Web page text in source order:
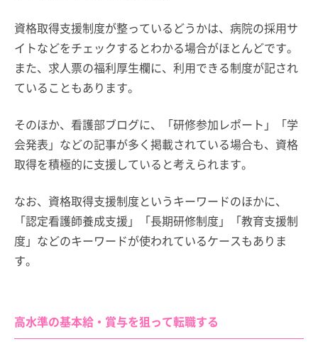
資格取得支援制度が整っているどうかは、病院の採用サ
イトなどをチェックするとわかる場合がほとんどです。
また、求人票の福利厚生欄に、利用できる制度が記され
ていることもあります。
そのほか、看護部ブログに、「研修参加レポート」「学
会発表」などの記事が多く掲載されている場合も、資格
取得を積極的に支援していると考えられます。
なお、資格取得支援制度というキーワードのほかに、
「認定看護師養成支援」「長期研修制度」「教育支援制
度」などのキーワードが使われているケースもありま
す。
高水準の基本給・賞与を狙って転職する